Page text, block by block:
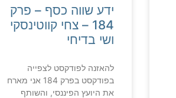
ידע שווה כסף – פרק
184 – צחי קווטינסקי
ושי בדיחי
להאזנה לפודקסט לצפייה
בפודקסט בפרק 184 אני מארח
את היועץ הפיננסי, והשותף